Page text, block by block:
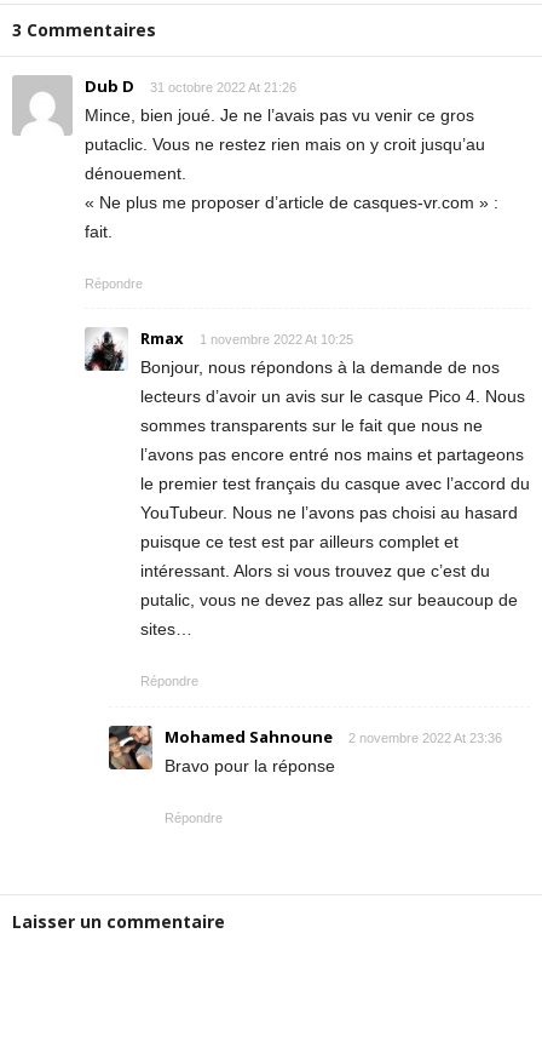
3 Commentaires
Dub D 31 octobre 2022 At 21:26
Mince, bien joué. Je ne l’avais pas vu venir ce gros
putaclic. Vous ne restez rien mais on y croit jusqu’au
dénouement.
« Ne plus me proposer d’article de casques-vr.com » :
fait.
Répondre
Rmax 1 novembre 2022 At 10:25
Bonjour, nous répondons à la demande de nos
lecteurs d’avoir un avis sur le casque Pico 4. Nous
sommes transparents sur le fait que nous ne
l’avons pas encore entré nos mains et partageons
le premier test français du casque avec l’accord du
YouTubeur. Nous ne l’avons pas choisi au hasard
puisque ce test est par ailleurs complet et
intéressant. Alors si vous trouvez que c’est du
putalic, vous ne devez pas allez sur beaucoup de
sites…
Répondre
Mohamed Sahnoune 2 novembre 2022 At 23:36
Bravo pour la réponse
Répondre
Laisser un commentaire